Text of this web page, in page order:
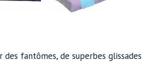
des fantômes, de superbes glissades